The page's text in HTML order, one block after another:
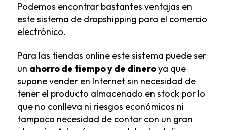
Podemos encontrar bastantes ventajas en
este sistema de dropshipping para el comercio
electrónico.
Para las tiendas online este sistema puede ser
un ahorro de tiempo y de dineroya que
supone vender en Internet sin necesidad de
tener el producto almacenado en stock por lo
que no conlleva ni riesgos económicos ni
tampoco necesidad de contar con un gran